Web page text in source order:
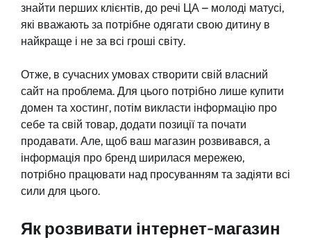
знайти перших клієнтів, до речі ЦА – молоді матусі,
які вважають за потрібне одягати свою дитину в
найкраще і не за всі гроші світу.
Отже, в сучасних умовах створити свій власний
сайт на проблема. Для цього потрібно лише купити
домен та хостинг, потім викласти інформацію про
себе та свій товар, додати позиції та почати
продавати. Але, щоб ваш магазин розвивався, а
інформація про бренд ширилася мережею,
потрібно працювати над просуванням та задіяти всі
сили для цього.
Як розвивати інтернет-магазин